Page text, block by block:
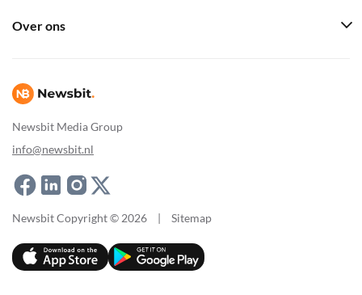
Newsbit Media Group
info@newsbit.nl
Over ons
Newsbit Copyright © 2026 | Sitemap